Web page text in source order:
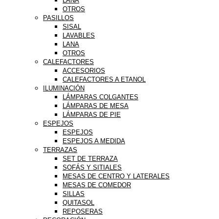
OTROS
PASILLOS
SISAL
LAVABLES
LANA
OTROS
CALEFACTORES
ACCESORIOS
CALEFACTORES A ETANOL
ILUMINACIÓN
LÁMPARAS COLGANTES
LÁMPARAS DE MESA
LÁMPARAS DE PIE
ESPEJOS
ESPEJOS
ESPEJOS A MEDIDA
TERRAZAS
SET DE TERRAZA
SOFÁS Y SITIALES
MESAS DE CENTRO Y LATERALES
MESAS DE COMEDOR
SILLAS
QUITASOL
REPOSERAS